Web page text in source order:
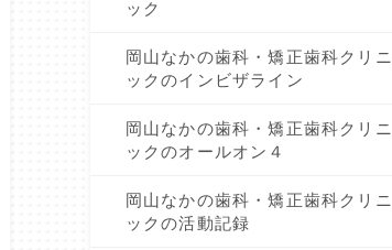
ック
岡山なかの歯科・矯正歯科クリニ
ックのインビザライン
岡山なかの歯科・矯正歯科クリニ
ックのオールオン４
岡山なかの歯科・矯正歯科クリニ
ックの活動記録